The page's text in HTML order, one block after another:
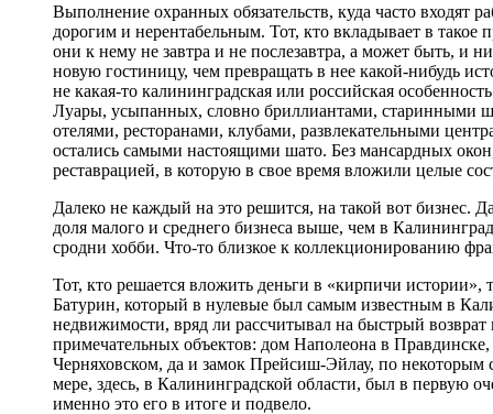
Выполнение охранных обязательств, куда часто входят
дорогим и нерентабельным. Тот, кто вкладывает в такое
они к нему не завтра и не послезавтра, а может быть, и
новую гостиницу, чем превращать в нее какой-нибудь
не какая-то калининградская или российская
Луары, усыпанных, словно бриллиантами, старинными
отелями, ресторанами, клубами, развлекательными
остались самыми настоящими шато. Без мансардных
реставрацией, в которую в свое время вложили целые
Далеко не каждый на это решится, на такой вот бизнес.
доля малого и среднего бизнеса выше, чем в
сродни хобби. Что-то близкое к коллекционированию
Тот, кто решается вложить деньги в «кирпичи
Батурин, который в нулевые был самым известным в
недвижимости, вряд ли рассчитывал на быстрый
примечательных объектов: дом Наполеона в
Черняховском, да и замок Прейсиш-Эйлау, по
мере, здесь, в Калининградской области, был в первую
именно это его в итоге и подвело.